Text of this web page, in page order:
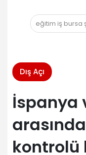
eğitim iş bursa
Dış Açı
İspanya
kontrolü